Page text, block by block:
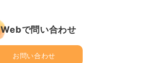
Webで問い合わせ
お問い合わせ